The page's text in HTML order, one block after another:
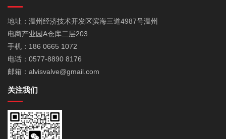
地址：温州经济技术开发区滨海三道4987号温州
电商产业园A仓库二层203
手机：186 0665 1072
电话：0577-8890 8176
邮箱：alvisvalve@gmail.com
关注我们